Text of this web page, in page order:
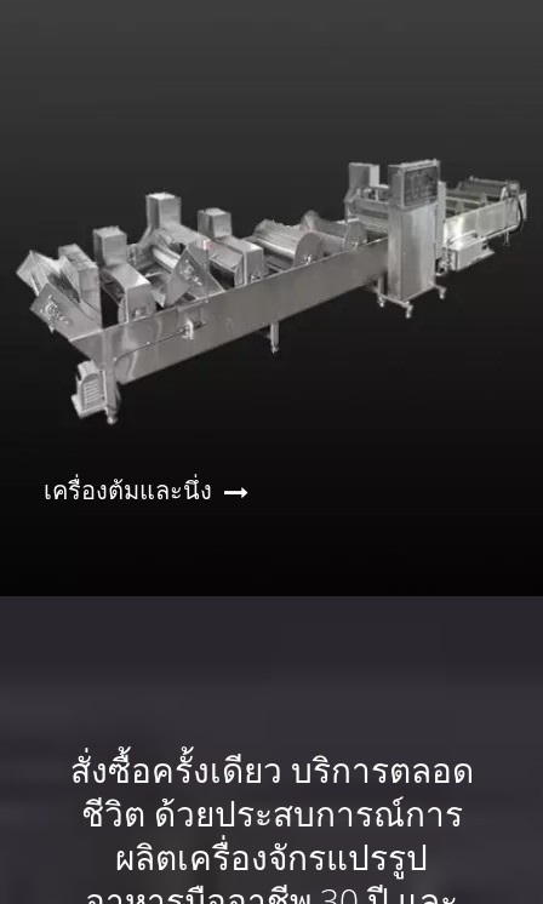
เครื่องต้มและนึ่ง
สั่งซื้อครั้งเดียว บริการตลอด
ชีวิต ด้วยประสบการณ์การ
ผลิตเครื่องจักรแปรรูป